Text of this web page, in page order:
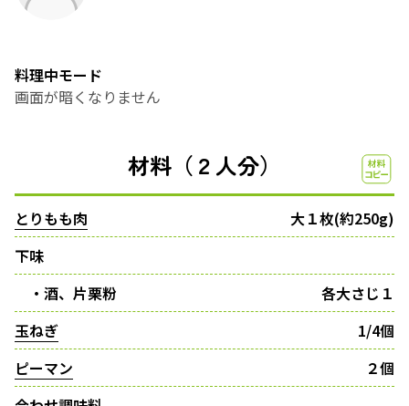
料理中モード
画面が暗くなりません
材料（２人分）
とりもも肉
大１枚(約250g)
下味
・酒、片栗粉
各大さじ１
玉ねぎ
1/4個
ピーマン
２個